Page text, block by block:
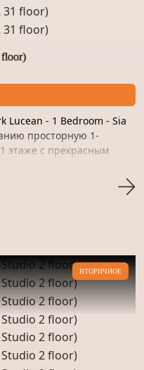
Lucean - 1 Bedroom - Sia
просторную 1-
этаже с прекрасным
ВТОРИЧНОЕ